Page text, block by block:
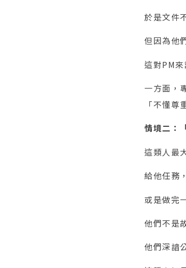
於是文件
但因為他
這對PM
一方面，
「不懂尊
情境二：
這類人最
給他任務
或是做完
他們不是
他們深諳